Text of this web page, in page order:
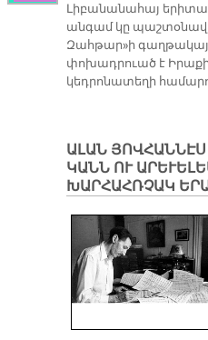
Լիբանանահայ
անգամ կը
Զահթար»ի
փոխադրուած է
կեդրոնատեղի
Ա­ԼԱՆ
ԿԱՆՆ ՈՒ
ԽԱՐ­ՀԱՀՌ­ՉԱԿ